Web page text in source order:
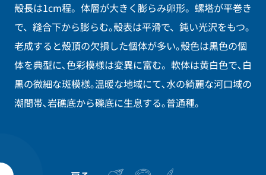
殻長は1cm程。体層が大きく膨らみ卵形。螺塔が平巻き
で、縫合下から膨らむ｡殻表は平滑で、鈍い光沢をもつ｡
老成すると殻頂の欠損した個体が多い｡殻色は黒色の個
体を典型に､色彩模様は変異に富む。軟体は黄白色で､白
黒の微細な斑模様｡温暖な地域にて､水の綺麗な河口域の
潮間帯､岩礁底から礫底に生息する｡普通種。